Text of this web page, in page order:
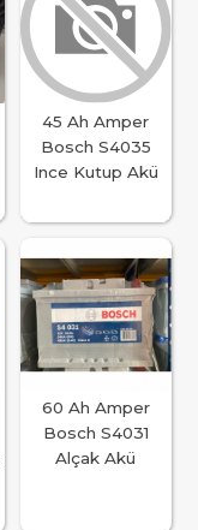
45 Ah Amper
Bosch S4035
Ince Kutup Akü
60 Ah Amper
Bosch S4031
Alçak Akü